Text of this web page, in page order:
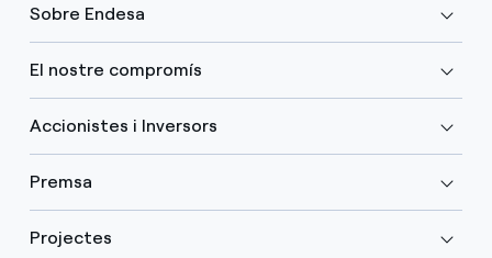
Sobre Endesa
El nostre compromís
Accionistes i Inversors
Premsa
Projectes